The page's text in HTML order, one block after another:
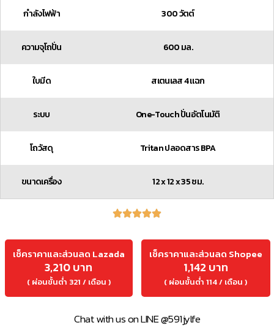
กำลังไฟฟ้า 300 วัตต์
ความจุโถปั่น 600 มล.
ใบมีด สเตนเลส 4 แฉก
ระบบ One-Touch ปั่นอัตโนมัติ
โถวัสดุ Tritan ปลอดสาร BPA
ขนาดเครื่อง 12 x 12 x 35 ซม.
เช็คราคาและส่วนลด Lazada
3,210 บาท
( ผ่อนขั้นต่ำ 321 / เดือน )
เช็คราคาและส่วนลด Shopee
1,142 บาท
( ผ่อนขั้นต่ำ 114 / เดือน )
Chat with us on LINE @591jylfe